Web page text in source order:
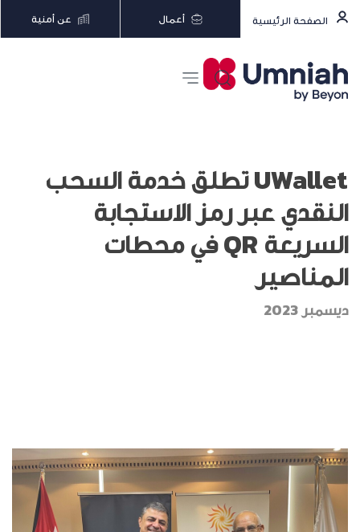
الصفحة الرئيسية أعمال عن أمنية
UWallet تطلق خدمة السحب
النقدي عبر رمز الاستجابة
السريعة QR في محطات
المناصير
ديسمبر 2023